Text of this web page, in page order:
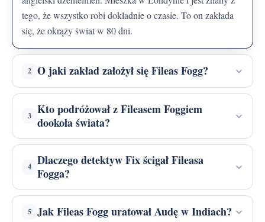
tego, że wszystko robi dokładnie o czasie. To on zakłada
się, że okrąży świat w 80 dni.
2 O jaki zakład założył się Fileas Fogg?
3 Kto podróżował z Fileasem Foggiem
dookoła świata?
4 Dlaczego detektyw Fix ścigał Fileasa
Fogga?
5 Jak Fileas Fogg uratował Audę w Indiach?